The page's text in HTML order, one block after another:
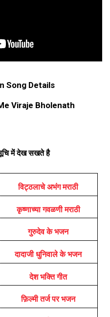
Song Details
Viraje Bholenath
में देख सखते है
विट्ठलाचे अभंग मराठी
कृष्णाच्या गवळणी मराठी
गुरुदेव के भजन
दादाजी धुनिवाले के भजन
देश भक्ति गीत
फ़िल्मी तर्ज पर भजन